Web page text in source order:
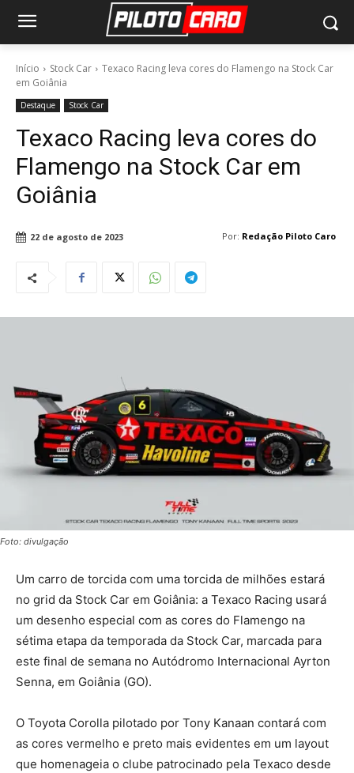
Início Stock Car
Texaco Racing leva cores do Flamengo na Stock Car
em Goiânia
Destaque Stock Car
Texaco Racing leva cores do
Flamengo na Stock Car em
Goiânia
Por: Redação Piloto Caro
22 de agosto de 2023
Foto: divulgação
Um carro de torcida com uma torcida de milhões estará
no grid da Stock Car em Goiânia: a Texaco Racing usará
um desenho especial com as cores do Flamengo na
sétima etapa da temporada da Stock Car, marcada para
este final de semana no Autódromo Internacional Ayrton
Senna, em Goiânia (GO).
O Toyota Corolla pilotado por Tony Kanaan contará com
as cores vermelho e preto mais evidentes em um layout
que homenageia o clube patrocinado pela Texaco desde